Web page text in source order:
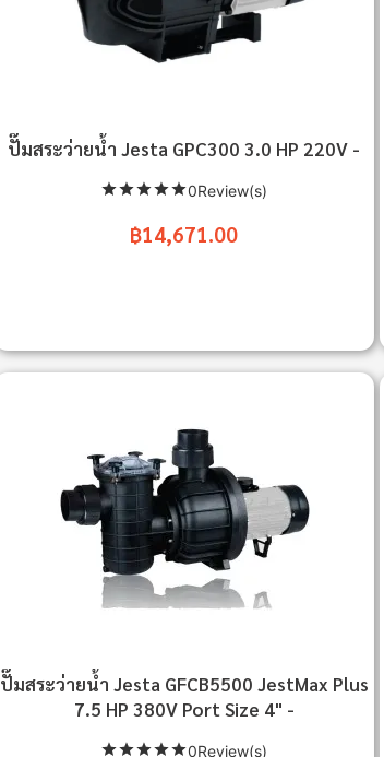
ปั๊มสระว่ายน้ำ Jesta GPC300 3.0 HP 220V -
0Review(s)
฿14,671.00
ปั๊มสระว่ายน้ำ Jesta GFCB5500 JestMax Plus
7.5 HP 380V Port Size 4" -
0Review(s)